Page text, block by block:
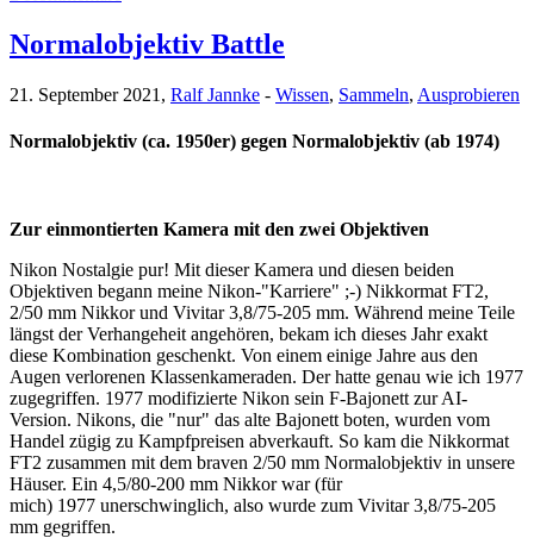
Normalobjektiv Battle
21. September 2021, Ralf Jannke - Wissen, Sammeln, Ausprobieren
Normalobjektiv (ca. 1950er) gegen Normalobjektiv (ab 1974)
Zur einmontierten Kamera mit den zwei Objektiven
Nikon Nostalgie pur! Mit dieser Kamera und diesen beiden
Objektiven begann meine Nikon-"Karriere" ;-) Nikkormat FT2,
2/50 mm Nikkor und Vivitar 3,8/75-205 mm. Während meine Teile
längst der Verhangeheit angehören, bekam ich dieses Jahr exakt
diese Kombination geschenkt. Von einem einige Jahre aus den
Augen verlorenen Klassenkameraden. Der hatte genau wie ich 1977
zugegriffen. 1977 modifizierte Nikon sein F-Bajonett zur AI-
Version. Nikons, die "nur" das alte Bajonett boten, wurden vom
Handel zügig zu Kampfpreisen abverkauft. So kam die Nikkormat
FT2 zusammen mit dem braven 2/50 mm Normalobjektiv in unsere
Häuser. Ein 4,5/80-200 mm Nikkor war (für
mich) 1977 unerschwinglich, also wurde zum Vivitar 3,8/75-205
mm gegriffen.